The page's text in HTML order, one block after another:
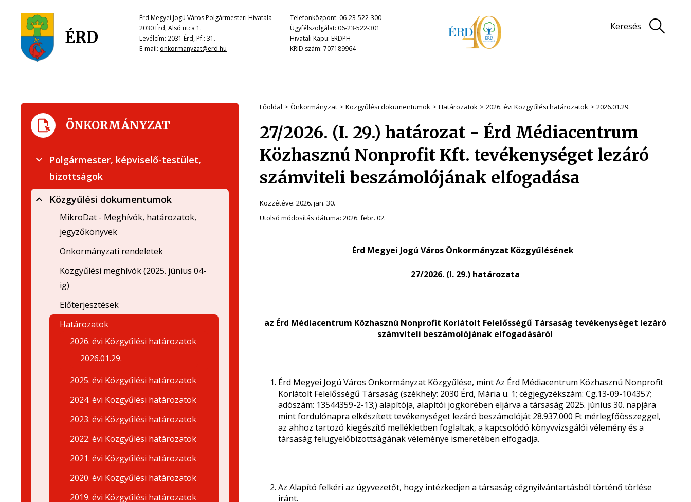
Érd Megyei Jogú Város Polgármesteri Hivatala
2030 Érd, Alsó utca 1.
Levélcím: 2031 Érd, Pf.: 31.
E-mail: onkormanyzat@erd.hu
Telefonközpont: 06-23-522-300
Ügyfélszolgálat: 06-23-522-301
Hivatali Kapu: ERDPH
KRID szám: 707189964
Keresés
Főoldal Önkormányzat Közgyűlési dokumentumok Határozatok 2026. évi Közgyűlési határozatok 2026.01.29.
27/2026. (I. 29.) határozat - Érd Médiacentrum
Közhasznú Nonprofit Kft. tevékenységet lezáró
számviteli beszámolójának elfogadása
Közzétéve: 2026. jan. 30.
Utolsó módosítás dátuma: 2026. febr. 02.
Érd Megyei Jogú Város Önkormányzat Közgyűlésének
27/2026. (I. 29.) határozata
az Érd Médiacentrum Közhasznú Nonprofit Korlátolt Felelősségű Társaság tevékenységet lezáró
számviteli beszámolójának elfogadásáról
Érd Megyei Jogú Város Önkormányzat Közgyűlése, mint Az Érd Médiacentrum Közhasznú Nonprofit
Korlátolt Felelősségű Társaság (székhely: 2030 Érd, Mária u. 1; cégjegyzékszám: Cg.13-09-104357;
adószám: 13544359-2-13;) alapítója, alapítói jogkörében eljárva a társaság 2025. június 30. napjára
mint fordulónapra elkészített tevékenységet lezáró beszámolóját 28.937.000 Ft mérlegfőösszeggel,
az ahhoz tartozó kiegészítő mellékletben foglaltak, a kapcsolódó könyvvizsgálói vélemény és a
társaság felügyelőbizottságának véleménye ismeretében elfogadja.
Az Alapító felkéri az ügyvezetőt, hogy intézkedjen a társaság cégnyilvántartásból történő törlése
iránt.
ÖNKORMÁNYZAT
Polgármester, képviselő-testület,
bizottságok
Közgyűlési dokumentumok
MikroDat - Meghívók, határozatok,
jegyzőkönyvek
Önkormányzati rendeletek
Közgyűlési meghívók (2025. június 04-
ig)
Előterjesztések
Határozatok
2026. évi Közgyűlési határozatok
2026.01.29.
2025. évi Közgyűlési határozatok
2024. évi Közgyűlési határozatok
2023. évi Közgyűlési határozatok
2022. évi Közgyűlési határozatok
2021. évi Közgyűlési határozatok
2020. évi Közgyűlési határozatok
2019. évi Közgyűlési határozatok